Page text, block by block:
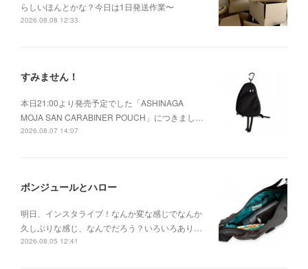
らしいほんとかな？今日は1日発送作業〜
2026.08.08 12:33
すみません！
本日21:00より発売予定でした「ASHINAGA
MOJA SAN CARABINER POUCH」につきまし…
2026.08.07 14:07
ボンジュールとハロー
明日、インスタライブ！なんか変な感じでなんか
久しぶりな感じ、なんでだろう？いろいろあり…
2026.08.05 12:41